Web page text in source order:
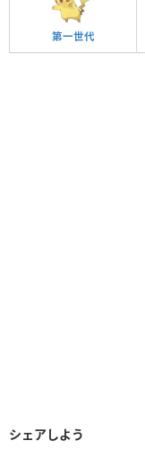
第一世代
シェアしよう